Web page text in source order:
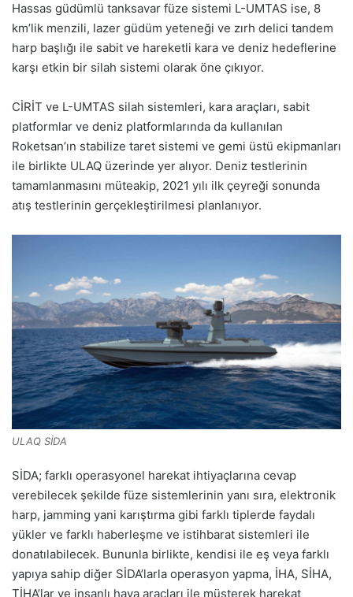
Hassas güdümlü tanksavar füze sistemi L-UMTAS ise, 8
km’lik menzili, lazer güdüm yeteneği ve zırh delici tandem
harp başlığı ile sabit ve hareketli kara ve deniz hedeflerine
karşı etkin bir silah sistemi olarak öne çıkıyor.
CİRİT ve L-UMTAS silah sistemleri, kara araçları, sabit
platformlar ve deniz platformlarında da kullanılan
Roketsan’ın stabilize taret sistemi ve gemi üstü ekipmanları
ile birlikte ULAQ üzerinde yer alıyor. Deniz testlerinin
tamamlanmasını müteakip, 2021 yılı ilk çeyreği sonunda
atış testlerinin gerçekleştirilmesi planlanıyor.
ULAQ SİDA
SİDA; farklı operasyonel harekat ihtiyaçlarına cevap
verebilecek şekilde füze sistemlerinin yanı sıra, elektronik
harp, jamming yani karıştırma gibi farklı tiplerde faydalı
yükler ve farklı haberleşme ve istihbarat sistemleri ile
donatılabilecek. Bununla birlikte, kendisi ile eş veya farklı
yapıya sahip diğer SİDA’larla operasyon yapma, İHA, SİHA,
TİHA’lar ve insanlı hava araçları ile müşterek harekat